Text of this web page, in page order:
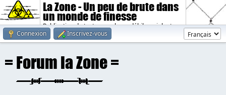
La Zone - Un peu de brute dans
un monde de finesse
Publication de textes sombres, débiles, violents.
Connexion
Inscrivez-vous